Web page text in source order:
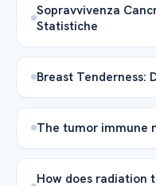
Sopravvivenza
Statistiche
Breast Tenderness:
The tumor immune
How does radiation